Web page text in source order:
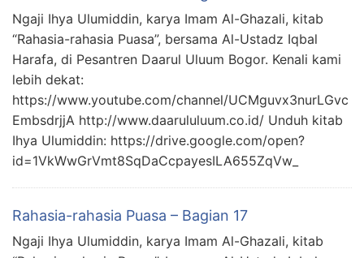
Ngaji Ihya Ulumiddin, karya Imam Al-Ghazali, kitab
“Rahasia-rahasia Puasa”, bersama Al-Ustadz Iqbal
Harafa, di Pesantren Daarul Uluum Bogor. Kenali kami
lebih dekat:
https://www.youtube.com/channel/UCMguvx3nurLGvc
EmbsdrjjA http://www.daarululuum.co.id/ Unduh kitab
Ihya Ulumiddin: https://drive.google.com/open?
id=1VkWwGrVmt8SqDaCcpayesILA655ZqVw_
Rahasia-rahasia Puasa – Bagian 17
Ngaji Ihya Ulumiddin, karya Imam Al-Ghazali, kitab